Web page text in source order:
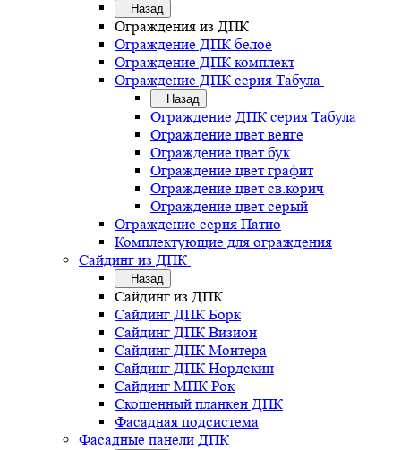
Назад
Ограждения из ДПК
Ограждение ДПК белое
Ограждение ДПК комплект
Ограждение ДПК серия Табула
Назад
Ограждение ДПК серия Табула
Ограждение цвет венге
Ограждение цвет бук
Ограждение цвет графит
Ограждение цвет св.корич
Ограждение цвет серый
Ограждение серия Патио
Комплектующие для ограждения
Сайдинг из ДПК
Назад
Сайдинг из ДПК
Сайдинг ДПК Борк
Сайдинг ДПК Визион
Сайдинг ДПК Монтера
Сайдинг ДПК Нордскин
Сайдинг МПК Рок
Скошенный планкен ДПК
Фасадная подсистема
Фасадные панели ДПК